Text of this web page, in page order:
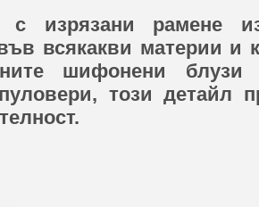
с изрязани рамене
всякакви материи и
шифонени блузи
този детайл